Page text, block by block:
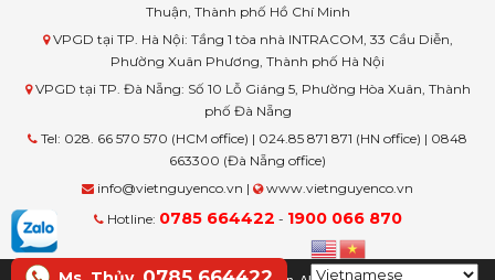
Thuận, Thành phố Hồ Chí Minh
VPGD tại TP. Hà Nội: Tầng 1 tòa nhà INTRACOM, 33 Cầu Diễn,
Phường Xuân Phương, Thành phố Hà Nội
VPGD tại TP. Đà Nẵng: Số 10 Lỗ Giáng 5, Phường Hòa Xuân, Thành
phố Đà Nẵng
Tel: 028. 66 570 570 (HCM office) | 024.85 871 871 (HN office) | 0848
663300 (Đà Nẵng office)
info@vietnguyenco.vn |
www.vietnguyenco.vn
Hotline: 0785 664422 - 1900 066 870